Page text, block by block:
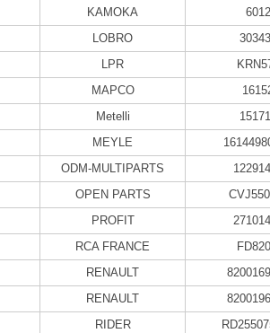
KAMOKA 6012
LOBRO
LPR
MAPCO
Metelli
MEYLE
ODM-MULTIPARTS
OPEN PARTS
PROFIT
RCA FRANCE
RENAULT
RENAULT
RIDER